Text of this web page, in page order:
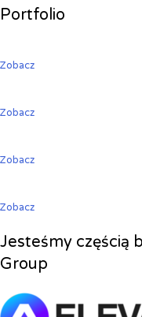
Portfolio
Zobacz
Zobacz
Zobacz
Zobacz
Jesteśmy częścią
Group